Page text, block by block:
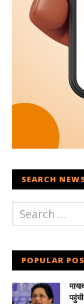
SEARCH
POPULAR